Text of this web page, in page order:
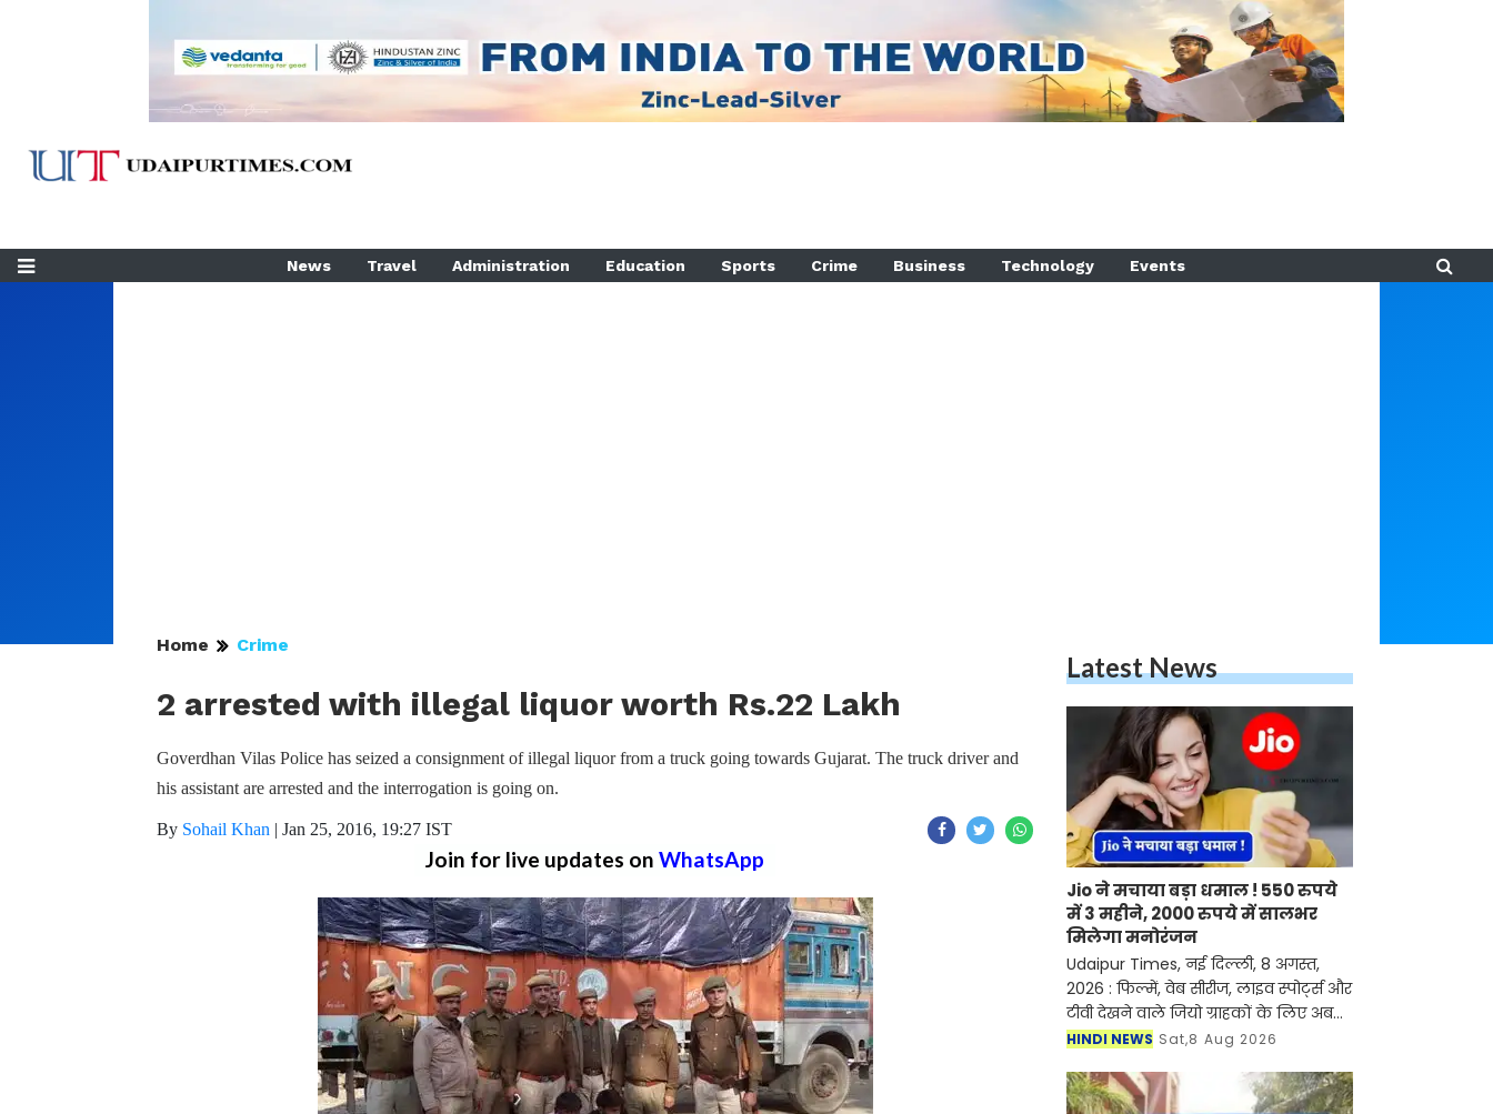
News Travel Administration Education Sports Crime Business Technology Events
Home Crime
2 arrested with illegal liquor worth Rs.22 Lakh
Goverdhan Vilas Police has seized a consignment of illegal liquor from a truck going towards Gujarat. The truck driver and
his assistant are arrested and the interrogation is going on.
By Sohail Khan | Jan 25, 2016, 19:27 IST
Join for live updates on WhatsApp
Latest News
Jio ने मचाया बड़ा धमाल ! 550 रुपये
में 3 महीने, 2000 रुपये में सालभर
मिलेगा मनोरंजन
Udaipur Times, नई दिल्ली, 8 अगस्त,
2026 : फिल्में, वेब सीरीज, लाइव स्पोर्ट्स और
टीवी देखने वाले जियो ग्राहकों के लिए अब
लंबे समय के OTT-Pass भी उपलब्ध होंगे।
रु
HINDI NEWS Sat,8 Aug 2026